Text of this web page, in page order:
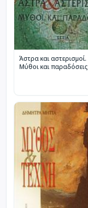
Άστρα και αστερισμοί.
Μύθοι και παραδόσεις